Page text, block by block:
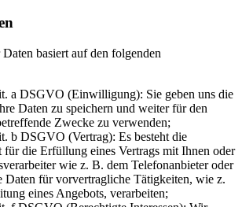
basiert auf den folgenden
a DSGVO (Einwilligung): Sie geben uns die
Daten zu speichern und weiter für den
Zwecke zu verwenden;
b DSGVO (Vertrag): Es besteht die
die Erfüllung eines Vertrags mit Ihnen oder
wie z. B. dem Telefonanbieter oder
Daten für vorvertragliche Tätigkeiten, wie z.
eines Angebots, verarbeiten;